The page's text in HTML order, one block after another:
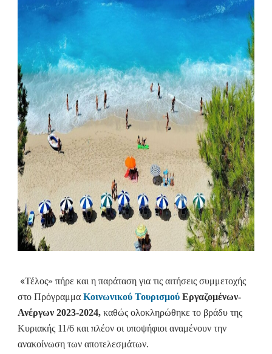
«Τέλος» πήρε και η παράταση για τις αιτήσεις συμμετοχής
στο Πρόγραμμα Κοινωνικού Τουρισμού Εργαζομένων-
Ανέργων 2023-2024,καθώς ολοκληρώθηκε το βράδυ της
Κυριακής 11/6 και πλέον οι υποψήφιοι αναμένουν την
ανακοίνωση των αποτελεσμάτων.